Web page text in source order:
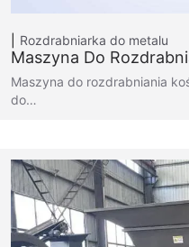
Rozdrabniarka do metalu
Maszyna Do
Maszyna do rozdrabniania
do…